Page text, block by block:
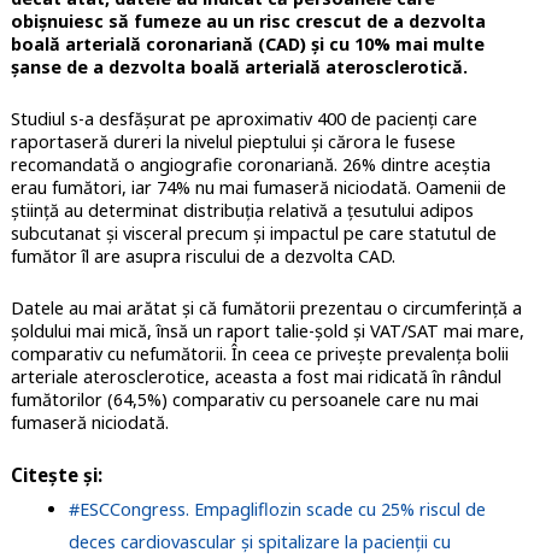
obișnuiesc să fumeze au un risc crescut de a dezvolta
boală arterială coronariană (CAD) și cu 10% mai multe
șanse de a dezvolta boală arterială aterosclerotică.
Studiul s-a desfășurat pe aproximativ 400 de pacienți care
raportaseră dureri la nivelul pieptului și cărora le fusese
recomandată o angiografie coronariană. 26% dintre aceștia
erau fumători, iar 74% nu mai fumaseră niciodată. Oamenii de
știință au determinat distribuția relativă a țesutului adipos
subcutanat și visceral precum și impactul pe care statutul de
fumător îl are asupra riscului de a dezvolta CAD.
Datele au mai arătat și că fumătorii prezentau o circumferință a
șoldului mai mică, însă un raport talie-șold și VAT/SAT mai mare,
comparativ cu nefumătorii. În ceea ce privește prevalența bolii
arteriale aterosclerotice, aceasta a fost mai ridicată în rândul
fumătorilor (64,5%) comparativ cu persoanele care nu mai
fumaseră niciodată.
Citește și:
#ESCCongress. Empagliflozin scade cu 25% riscul de
deces cardiovascular și spitalizare la pacienții cu